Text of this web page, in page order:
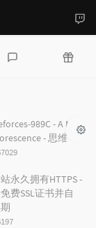
989C - A Mist
- 思维
永久拥有HTTPS -
费SSL证书并自